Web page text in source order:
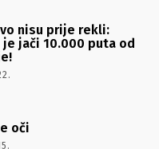
nisu prije rekli:
jači 10.000 puta od
oči